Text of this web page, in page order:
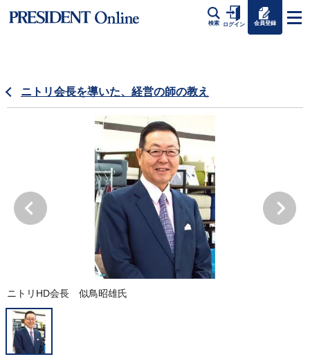
検索 ログイン 会員登録
ニトリ会長を導いた、経営の師の教え
ニトリHD会長 似鳥昭雄氏